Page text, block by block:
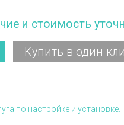
и стоимость
Купить в один
по настройке и установке.